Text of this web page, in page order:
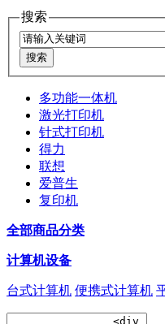
搜索
多功能一体机
激光打印机
针式打印机
得力
联想
爱普生
复印机
全部商品分类
计算机设备
台式计算机 便携式计算机